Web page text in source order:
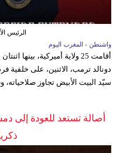
الرئيس
واشنطن - المغرب اليوم
أقامت 25 ولاية أميركية،
سيّد البيت الأبيض تجاوز صلاحياته،
أصالة تستعد للعودة إلى